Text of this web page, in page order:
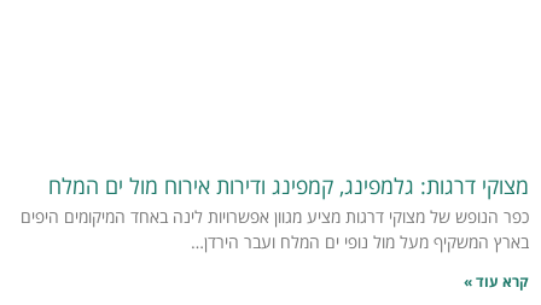
מצוקי דרגות: גלמפינג, קמפינג ודירות אירוח מול ים המלח
כפר הנופש של מצוקי דרגות מציע מגוון אפשרויות לינה באחד המיקומים היפים
בארץ המשקיף מעל מול נופי ים המלח ועבר הירדן…
קרא עוד »